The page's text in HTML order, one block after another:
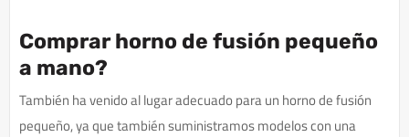
Comprar horno de fusión pequeño
a mano?
También ha venido al lugar adecuado para un horno de fusión
pequeño, ya que también suministramos modelos con una